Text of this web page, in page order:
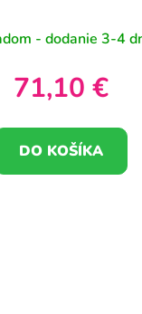
- dodanie 3-4
71,10 €
DO KOŠÍKA